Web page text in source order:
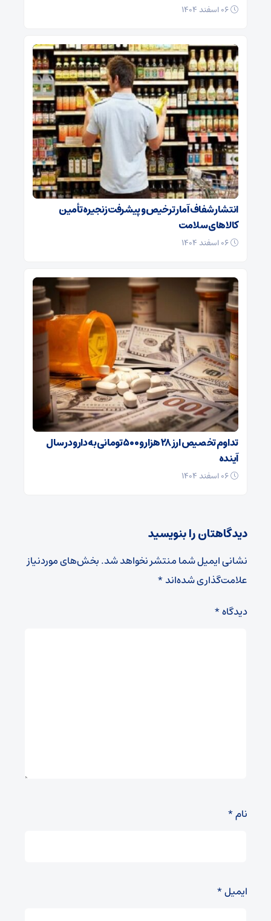
انتشار شفاف آمار ترخیص و پیشرفت زنجیره تأمین
کالاهای سلامت
تداوم تخصیص ارز ۲۸ هزار و ۵۰۰ تومانی به دارو در سال
آینده
دیدگاهتان را بنویسید
نشانی ایمیل شما منتشر نخواهد شد.بخش‌های موردنیاز
علامت‌گذاری شده‌اند*
دیدگاه*
نام*
ایمیل*